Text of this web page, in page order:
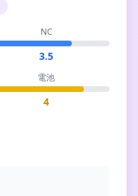
NC
3.5
電池
4